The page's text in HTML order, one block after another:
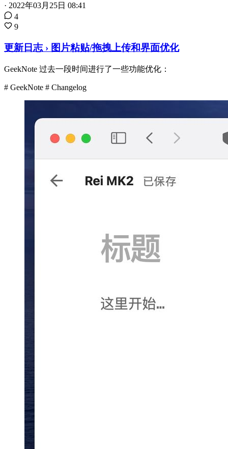
· 2022年03月25日 08:41
4
9
更新日志 › 图片粘贴/拖拽上传和界面优化
GeekNote 过去一段时间进行了一些功能优化：
# GeekNote # Changelog